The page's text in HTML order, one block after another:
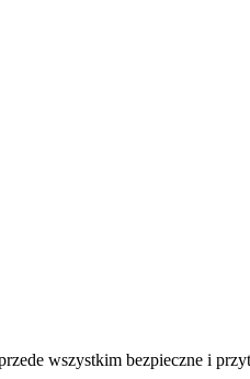
wszystkim bezpieczne i